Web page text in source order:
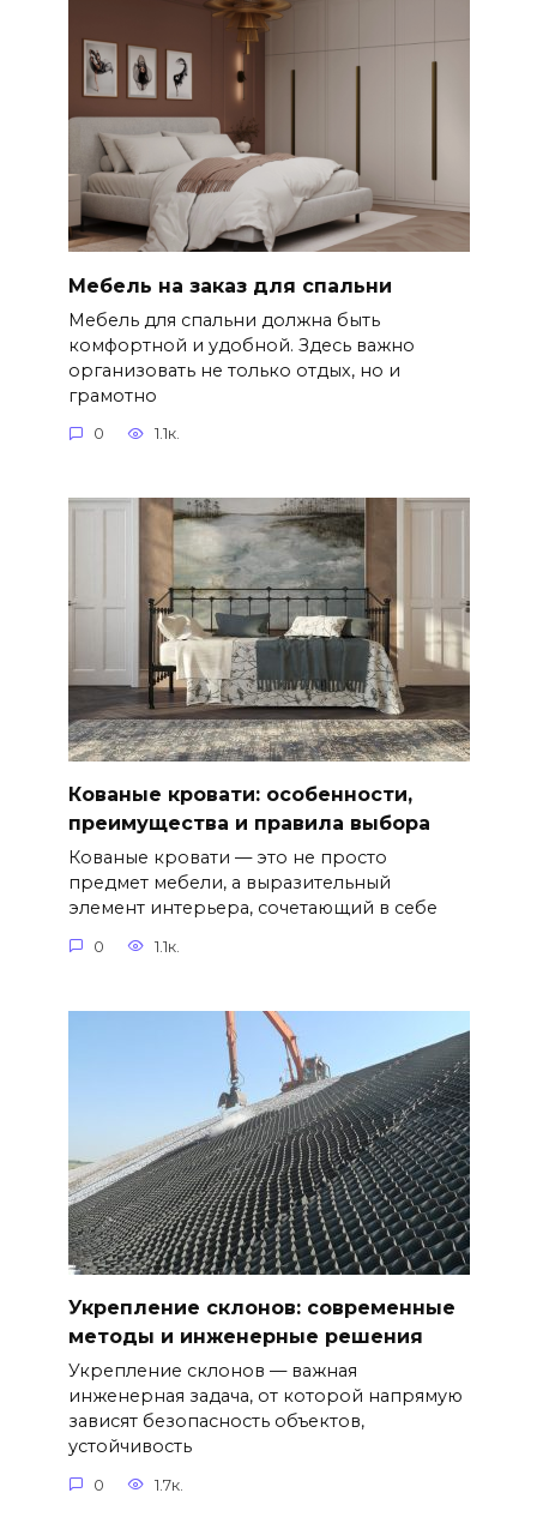
Мебель на заказ для спальни
Мебель для спальни должна быть
комфортной и удобной. Здесь важно
организовать не только отдых, но и
грамотно
0 1.1к.
Кованые кровати: особенности,
преимущества и правила выбора
Кованые кровати — это не просто
предмет мебели, а выразительный
элемент интерьера, сочетающий в себе
0 1.1к.
Укрепление склонов: современные
методы и инженерные решения
Укрепление склонов — важная
инженерная задача, от которой напрямую
зависят безопасность объектов,
устойчивость
0 1.7к.